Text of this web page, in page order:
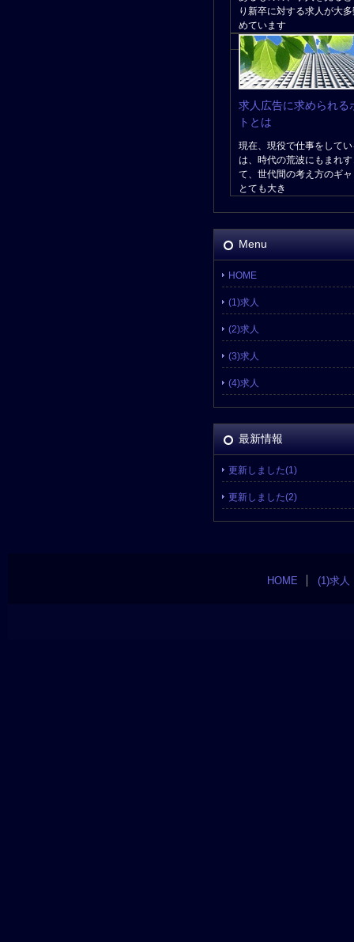
り新卒に対する求人が大
めています
求人広告に求められる
トとは
現在、現役で仕事をして
は、時代の荒波にもまれ
て、世代間の考え方のギ
とても大き
Menu
HOME
(1)求人
(2)求人
(3)求人
(4)求人
最新情報
更新しました(1)
更新しました(2)
HOME (1)求人